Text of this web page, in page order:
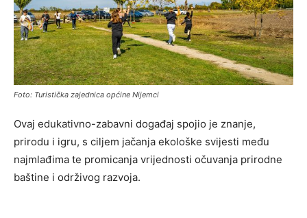
Foto: Turistička zajednica općine Nijemci
Ovaj edukativno-zabavni događaj spojio je znanje,
prirodu i igru, s ciljem jačanja ekološke svijesti među
najmlađima te promicanja vrijednosti očuvanja prirodne
baštine i održivog razvoja.